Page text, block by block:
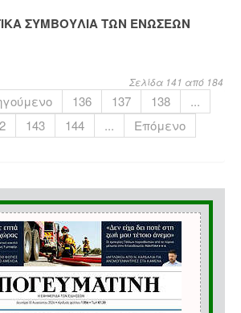
ΣΥΜΒΟΥΛΙΑ ΤΩΝ ΕΝΩΣΕΩΝ
Σελίδα 141 από 184
136 137 138
...
143 144 ...
Επόμενο